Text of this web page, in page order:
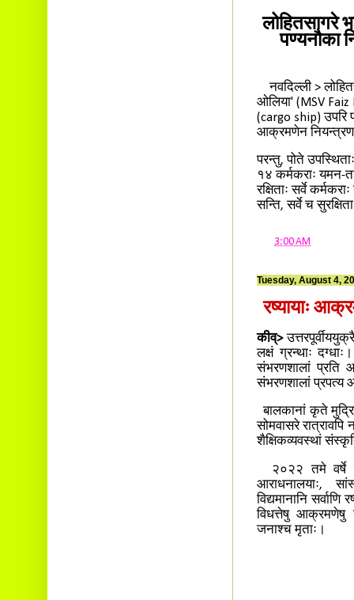
लोहितसागरे
पण्यनौका
​नवदिल्ली >
ओलिया' (MSV Faiz
(cargo ship)
आक्रमणेन
​परन्तु, पोते
१४ कर्मकराः यमन-
रक्षिताः सर्वे
सन्ति, सर्वे च
3:00 AM
Tuesday, August 4,
रष्यायाः
कीव्>
लक्षं ग्रन्थाः
संभरणशालां प्रति
संभरणशालां प्रपत्य
बालकानां कृते
सोमवासरे
शैक्षिकव्यवस्थां
२०२२ तमे वर्षे
आराधनालयाः,
विद्यमानानि
विधत्तेषु आक्रमणेषु
जनाश्च मृताः।